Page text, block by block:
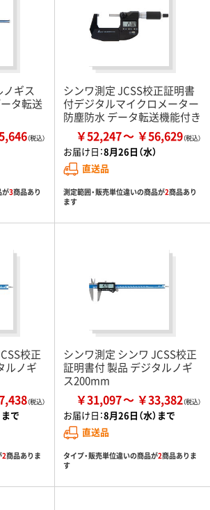
ギス
タ転送
が3商品あり
シンワ測定 JCSS校正証明書
付デジタルマイクロメーター
防塵防水 データ転送機能付き
￥52,247 ￥56,629
お届け日：8月26日（水）
直送品
測定範囲・販売単位違いの商品が2商品あり
ます
校正
ルノギ
まで
2商品ありま
シンワ測定 シンワ JCSS校正
証明書付 製品 デジタルノギ
ス200mm
￥31,097 ￥33,382
お届け日：8月26日（水）まで
直送品
タイプ・販売単位違いの商品が2商品ありま
す